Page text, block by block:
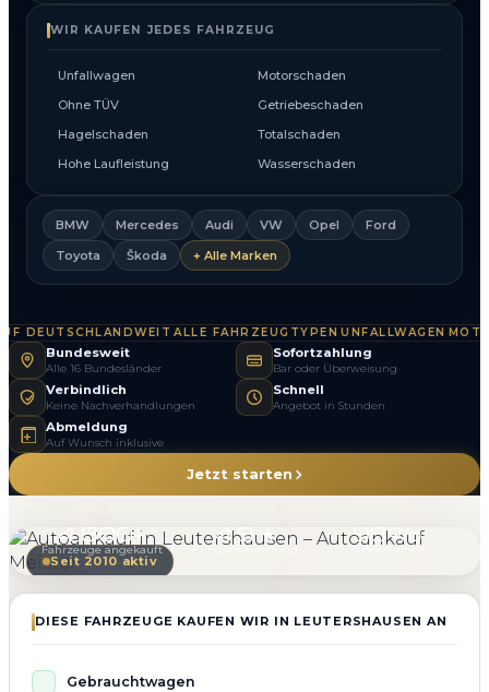
WIR KAUFEN JEDES FAHRZEUG
Unfallwagen
Motorschaden
Ohne TÜV
Getriebeschaden
Hagelschaden
Totalschaden
Hohe Laufleistung
Wasserschaden
BMW Mercedes Audi VW Opel
Ford
Toyota
Škoda + Alle Marken
DEUTSCHLANDWEIT·ALLE FAHRZEUGTYPEN·UNFALLWAGEN
Bundesweit
Alle 16 Bundesländer
Sofortzahlung
Bar oder Überweisung
Verbindlich
Keine Nachverhandlungen
Schnell
Angebot in Stunden
Abmeldung
Auf Wunsch inklusive
Jetzt starten
Seit 2010 aktiv
4.800+
Fahrzeuge angekauft
4.9 ★
Kundenbewertung
98%
Zufriedenheit
DIESE FAHRZEUGE KAUFEN WIR IN LEUTERSHAUSEN AN
Gebrauchtwagen